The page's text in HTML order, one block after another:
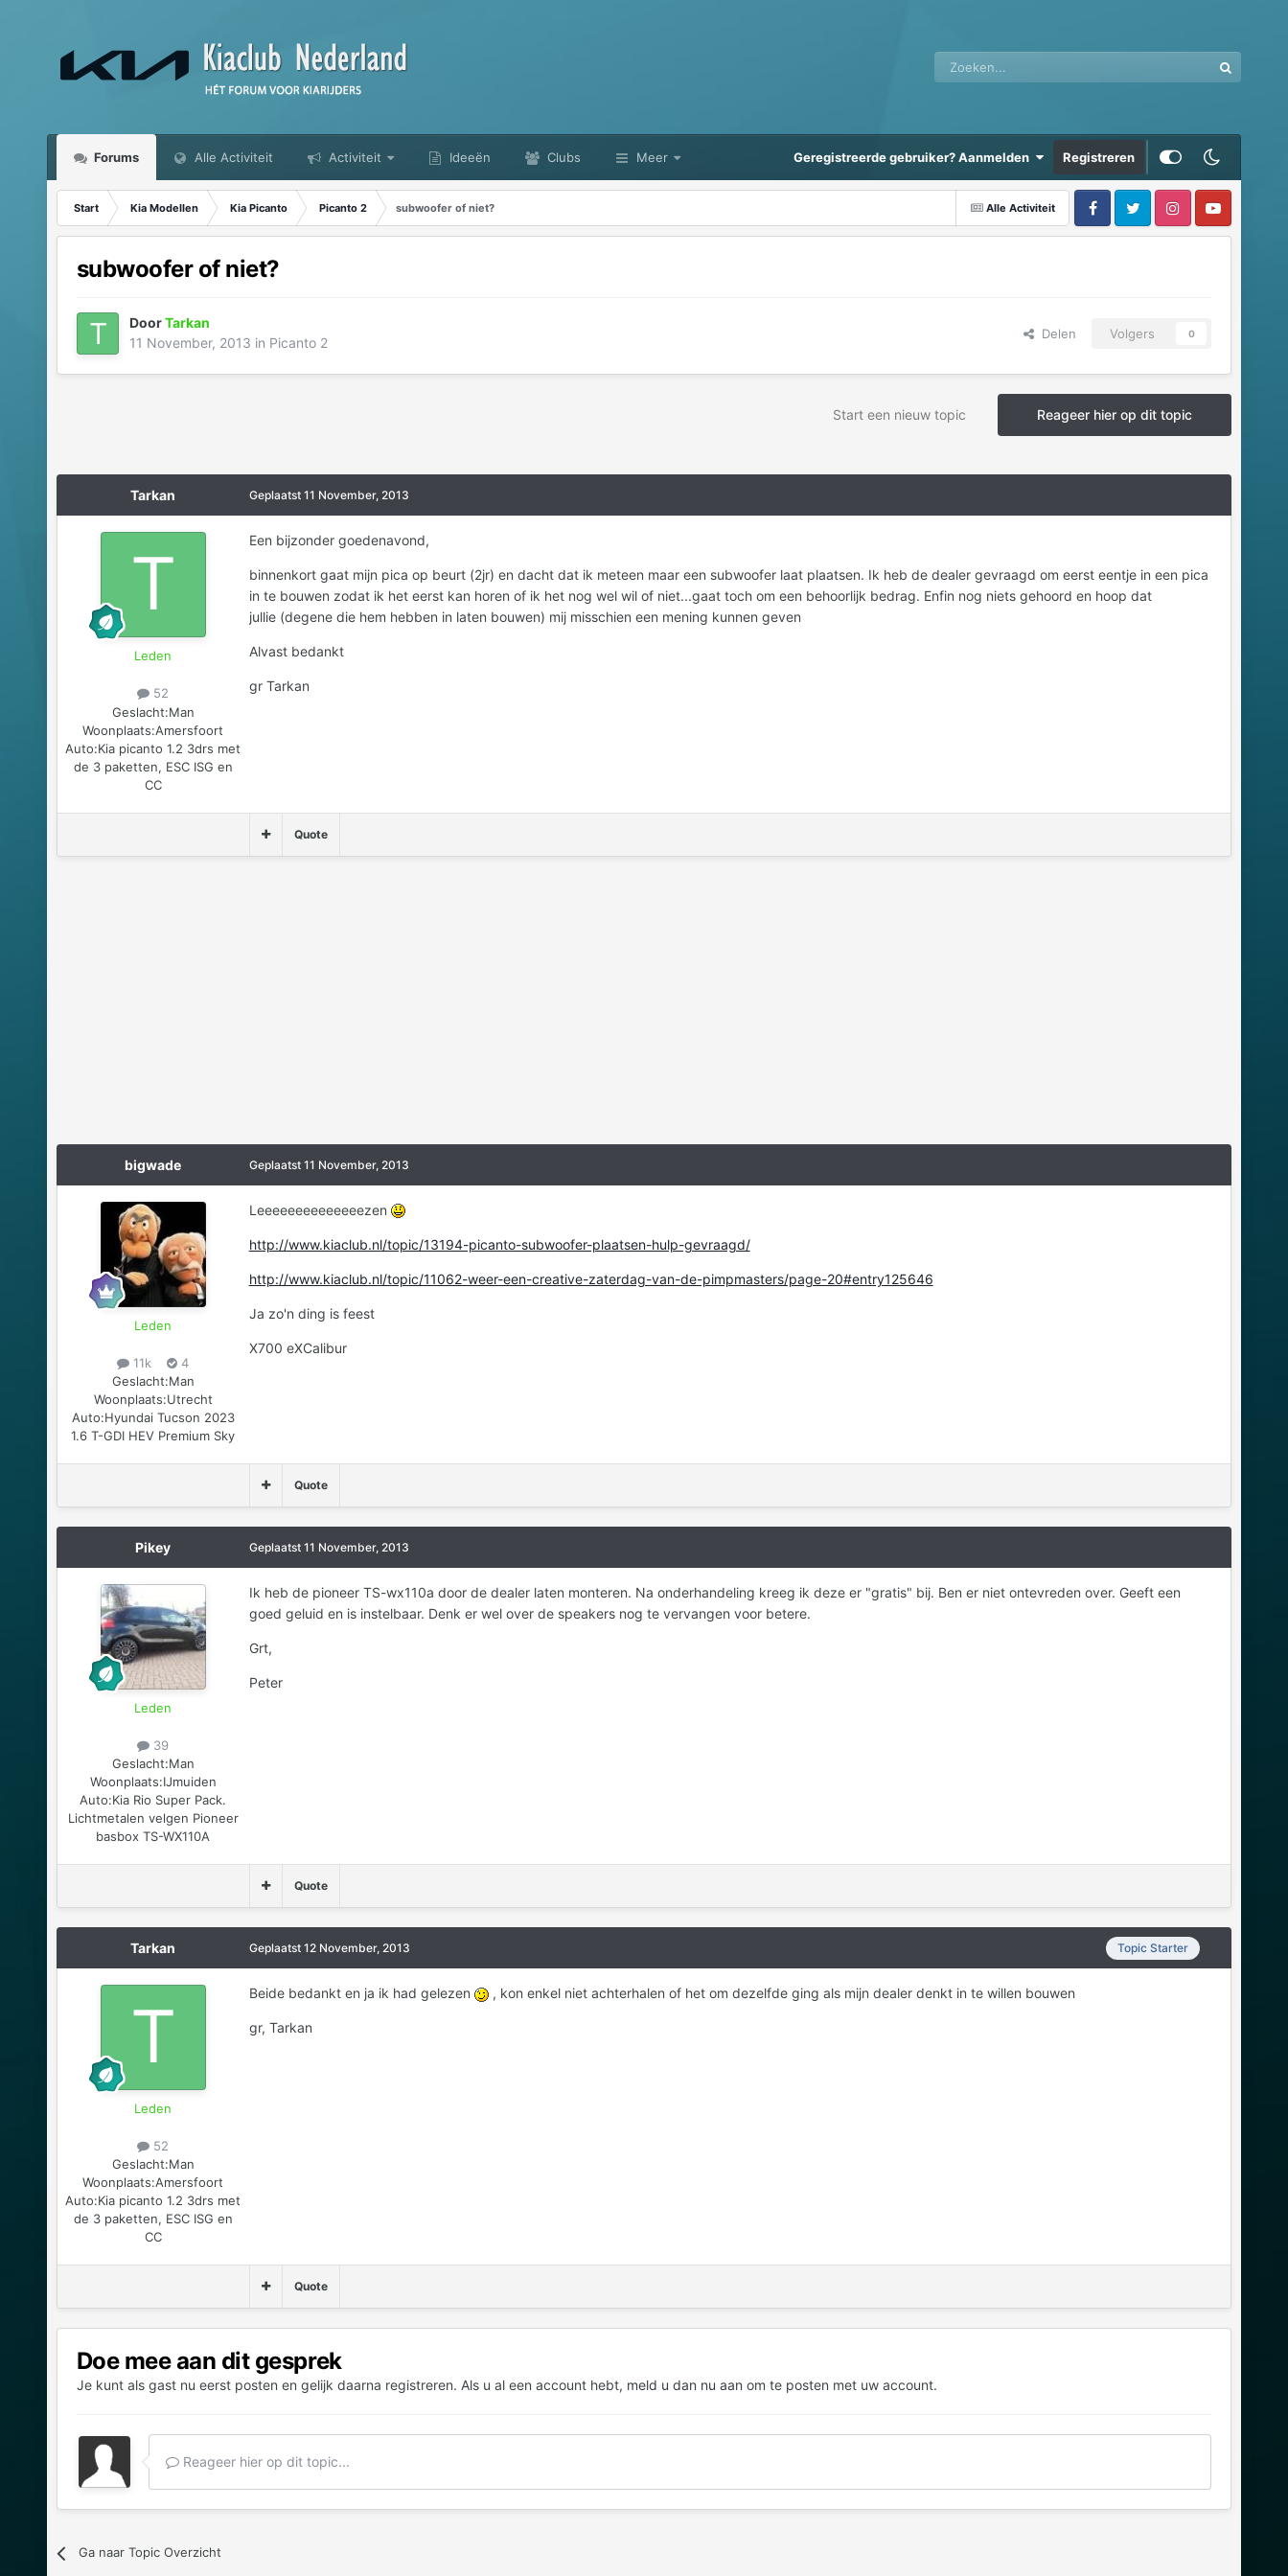
Forums Alle Activiteit Activiteit Ideeën Clubs Meer Geregistreerde gebruiker? Aanmelden Registreren
Alle Activiteit
Start Kia Modellen Kia Picanto Picanto 2 subwoofer of niet?
subwoofer of niet?
DoorTarkan
11 November, 2013 in Picanto 2
Delen Volgers 0
Reageer hier op dit topic
Start een nieuw topic
Tarkan
Leden
52
Geslacht:Man
Woonplaats:Amersfoort
Auto:Kia picanto 1.2 3drs met
de 3 paketten, ESC ISG en
CC
Geplaatst 11 November, 2013
Een bijzonder goedenavond,
binnenkort gaat mijn pica op beurt (2jr) en dacht dat ik meteen maar een subwoofer laat plaatsen. Ik heb de dealer gevraagd om eerst eentje in een pica
in te bouwen zodat ik het eerst kan horen of ik het nog wel wil of niet...gaat toch om een behoorlijk bedrag. Enfin nog niets gehoord en hoop dat
jullie (degene die hem hebben in laten bouwen) mij misschien een mening kunnen geven
Alvast bedankt
gr Tarkan
Quote
bigwade
Leden
11k
4
Geslacht:Man
Woonplaats:Utrecht
Auto:Hyundai Tucson 2023
1.6 T-GDI HEV Premium Sky
Geplaatst 11 November, 2013
Leeeeeeeeeeeeeezen
http://www.kiaclub.nl/topic/13194-picanto-subwoofer-plaatsen-hulp-gevraagd/
http://www.kiaclub.nl/topic/11062-weer-een-creative-zaterdag-van-de-pimpmasters/page-20#entry125646
Ja zo'n ding is feest
X700 eXCalibur
Quote
Pikey
Leden
39
Geslacht:Man
Woonplaats:IJmuiden
Auto:Kia Rio Super Pack.
Lichtmetalen velgen Pioneer
basbox TS-WX110A
Geplaatst 11 November, 2013
Ik heb de pioneer TS-wx110a door de dealer laten monteren. Na onderhandeling kreeg ik deze er "gratis" bij. Ben er niet ontevreden over. Geeft een
goed geluid en is instelbaar. Denk er wel over de speakers nog te vervangen voor betere.
Grt,
Peter
Quote
Tarkan
Leden
52
Geslacht:Man
Woonplaats:Amersfoort
Auto:Kia picanto 1.2 3drs met
de 3 paketten, ESC ISG en
CC
Topic Starter
Geplaatst 12 November, 2013
Beide bedankt en ja ik had gelezen , kon enkel niet achterhalen of het om dezelfde ging als mijn dealer denkt in te willen bouwen
gr, Tarkan
Quote
Doe mee aan dit gesprek
Je kunt als gast nu eerst posten en gelijk daarna registreren. Als u al een account hebt, meld u dan nu aan om te posten met uw account.
Reageer hier op dit topic...
Ga naar Topic Overzicht